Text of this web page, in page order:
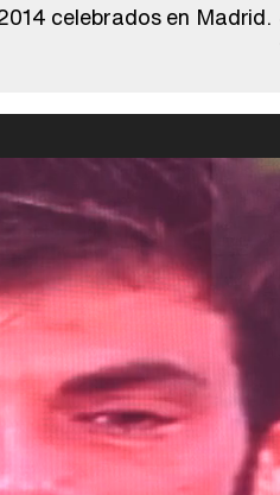
celebrados en Madrid.